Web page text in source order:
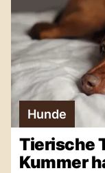
Hunde
Tierische
Kummer